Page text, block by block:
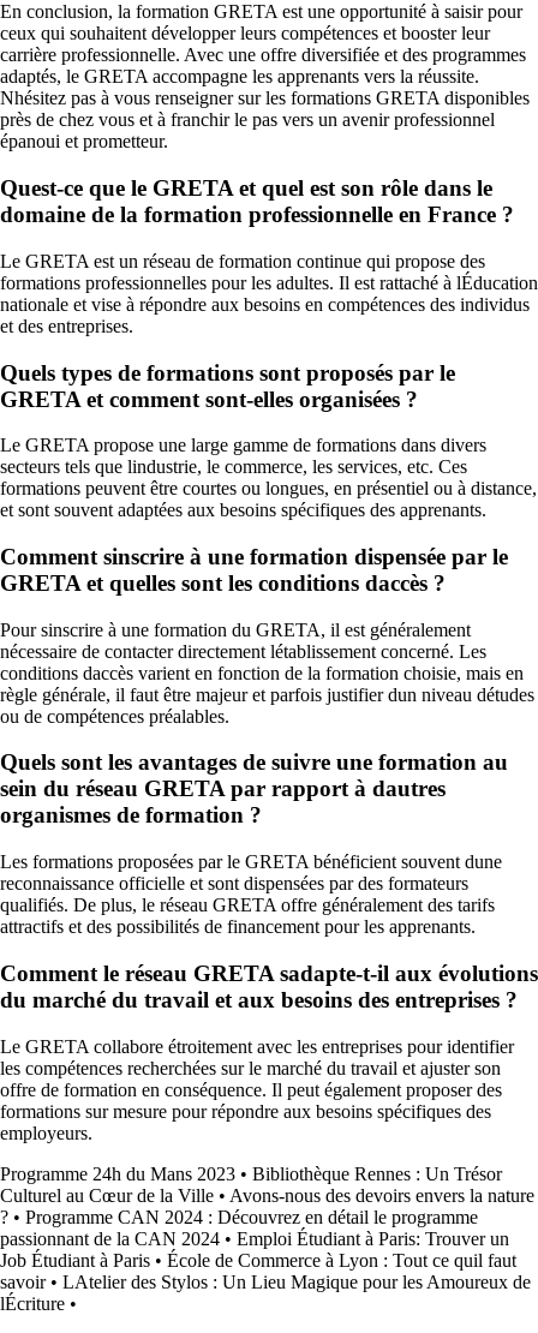
En conclusion, la formation GRETA est une opportunité à saisir pour
ceux qui souhaitent développer leurs compétences et booster leur
carrière professionnelle. Avec une offre diversifiée et des programmes
adaptés, le GRETA accompagne les apprenants vers la réussite.
Nhésitez pas à vous renseigner sur les formations GRETA disponibles
près de chez vous et à franchir le pas vers un avenir professionnel
épanoui et prometteur.
Quest-ce que le GRETA et quel est son rôle dans le
domaine de la formation professionnelle en France ?
Le GRETA est un réseau de formation continue qui propose des
formations professionnelles pour les adultes. Il est rattaché à lÉducation
nationale et vise à répondre aux besoins en compétences des individus
et des entreprises.
Quels types de formations sont proposés par le
GRETA et comment sont-elles organisées ?
Le GRETA propose une large gamme de formations dans divers
secteurs tels que lindustrie, le commerce, les services, etc. Ces
formations peuvent être courtes ou longues, en présentiel ou à distance,
et sont souvent adaptées aux besoins spécifiques des apprenants.
Comment sinscrire à une formation dispensée par le
GRETA et quelles sont les conditions daccès ?
Pour sinscrire à une formation du GRETA, il est généralement
nécessaire de contacter directement létablissement concerné. Les
conditions daccès varient en fonction de la formation choisie, mais en
règle générale, il faut être majeur et parfois justifier dun niveau détudes
ou de compétences préalables.
Quels sont les avantages de suivre une formation au
sein du réseau GRETA par rapport à dautres
organismes de formation ?
Les formations proposées par le GRETA bénéficient souvent dune
reconnaissance officielle et sont dispensées par des formateurs
qualifiés. De plus, le réseau GRETA offre généralement des tarifs
attractifs et des possibilités de financement pour les apprenants.
Comment le réseau GRETA sadapte-t-il aux évolutions
du marché du travail et aux besoins des entreprises ?
Le GRETA collabore étroitement avec les entreprises pour identifier
les compétences recherchées sur le marché du travail et ajuster son
offre de formation en conséquence. Il peut également proposer des
formations sur mesure pour répondre aux besoins spécifiques des
employeurs.
Programme 24h du Mans 2023 • Bibliothèque Rennes : Un Trésor
Culturel au Cœur de la Ville • Avons-nous des devoirs envers la nature
? • Programme CAN 2024 : Découvrez en détail le programme
passionnant de la CAN 2024 • Emploi Étudiant à Paris: Trouver un
Job Étudiant à Paris • École de Commerce à Lyon : Tout ce quil faut
savoir• LAtelier des Stylos : Un Lieu Magique pour les Amoureux de
lÉcriture •